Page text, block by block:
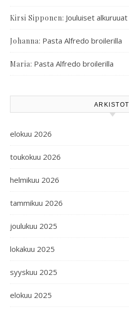
Kirsi Sipponen: Jouluiset alkuruuat
Johanna: Pasta Alfredo broilerilla
Maria: Pasta Alfredo broilerilla
ARKISTOT
elokuu 2026
toukokuu 2026
helmikuu 2026
tammikuu 2026
joulukuu 2025
lokakuu 2025
syyskuu 2025
elokuu 2025